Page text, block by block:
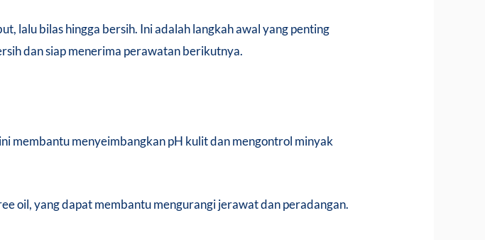
lalu bilas hingga bersih. Ini adalah langkah awal yang penting
dan siap menerima perawatan berikutnya.
membantu menyeimbangkan pH kulit dan mengontrol minyak
oil, yang dapat membantu mengurangi jerawat dan peradangan.